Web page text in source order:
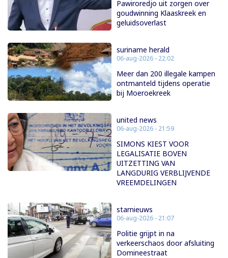
Pawiroredjo uit zorgen over
goudwinning Klaaskreek en
geluidsoverlast
suriname herald
06-aug-2026 - 22:02
Meer dan 200 illegale kampen
ontmanteld tijdens operatie
bij Moeroekreek
united news
06-aug-2026 - 21:59
SIMONS KIEST VOOR
LEGALISATIE BOVEN
UITZETTING VAN
LANGDURIG VERBLIJVENDE
VREEMDELINGEN
starnieuws
06-aug-2026 - 21:07
Politie grijpt in na
verkeerschaos door afsluiting
Domineestraat